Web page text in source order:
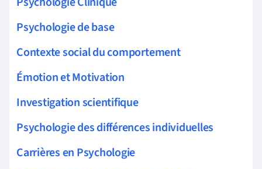
Psychologie de base
Contexte social du comportement
Émotion et Motivation
Investigation scientifique
Psychologie des différences individuelles
Carrières en Psychologie